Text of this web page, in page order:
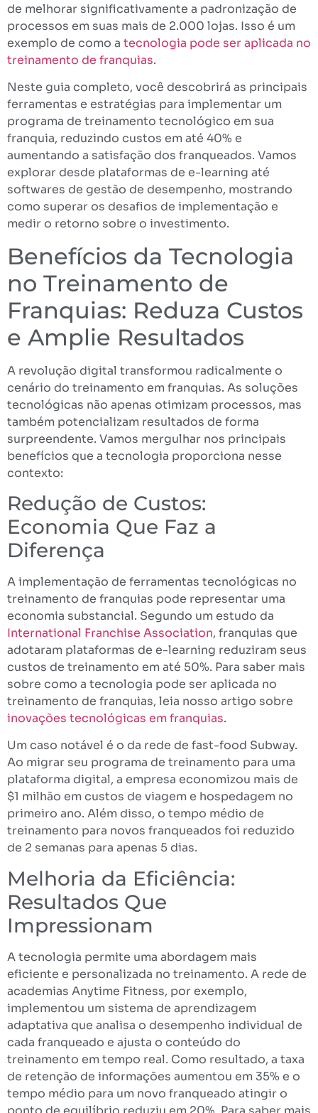
de melhorar significativamente a padronização de
processos em suas mais de 2.000 lojas. Isso é um
exemplo de como a tecnologia pode ser aplicada no
treinamento de franquias.
Neste guia completo, você descobrirá as principais
ferramentas e estratégias para implementar um
programa de treinamento tecnológico em sua
franquia, reduzindo custos em até 40% e
aumentando a satisfação dos franqueados. Vamos
explorar desde plataformas de e-learning até
softwares de gestão de desempenho, mostrando
como superar os desafios de implementação e
medir o retorno sobre o investimento.
Benefícios da Tecnologia
no Treinamento de
Franquias: Reduza Custos
e Amplie Resultados
A revolução digital transformou radicalmente o
cenário do treinamento em franquias. As soluções
tecnológicas não apenas otimizam processos, mas
também potencializam resultados de forma
surpreendente. Vamos mergulhar nos principais
benefícios que a tecnologia proporciona nesse
contexto:
Redução de Custos:
Economia Que Faz a
Diferença
A implementação de ferramentas tecnológicas no
treinamento de franquias pode representar uma
economia substancial. Segundo um estudo da
International Franchise Association, franquias que
adotaram plataformas de e-learning reduziram seus
custos de treinamento em até 50%. Para saber mais
sobre como a tecnologia pode ser aplicada no
treinamento de franquias, leia nosso artigo sobre
inovações tecnológicas em franquias.
Um caso notável é o da rede de fast-food Subway.
Ao migrar seu programa de treinamento para uma
plataforma digital, a empresa economizou mais de
$1 milhão em custos de viagem e hospedagem no
primeiro ano. Além disso, o tempo médio de
treinamento para novos franqueados foi reduzido
de 2 semanas para apenas 5 dias.
Melhoria da Eficiência:
Resultados Que
Impressionam
A tecnologia permite uma abordagem mais
eficiente e personalizada no treinamento. A rede de
academias Anytime Fitness, por exemplo,
implementou um sistema de aprendizagem
adaptativa que analisa o desempenho individual de
cada franqueado e ajusta o conteúdo do
treinamento em tempo real. Como resultado, a taxa
de retenção de informações aumentou em 35% e o
tempo médio para um novo franqueado atingir o